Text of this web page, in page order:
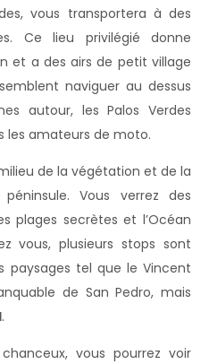
vous transportera à des
Ce lieu privilégié donne
et a des airs de petit village
naviguer au dessus
autour, les Palos Verdes
les amateurs de moto.
de la végétation et de la
Vous verrez des
plages secrètes et l’Océan
vous, plusieurs stops sont
paysages tel que le Vincent
de San Pedro, mais
.
vous pourrez voir